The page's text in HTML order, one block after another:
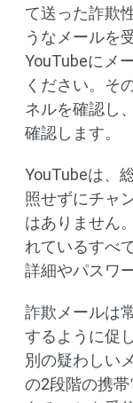
て送った詐欺
うなメールを
YouTubeにメ
ください。そ
ネルを確認し
確認します。
YouTubeは、
照せずにチャ
はありません
れているすべ
詳細やパスワ
詐欺メールは
するように促
別の疑わしい
の2段階の携